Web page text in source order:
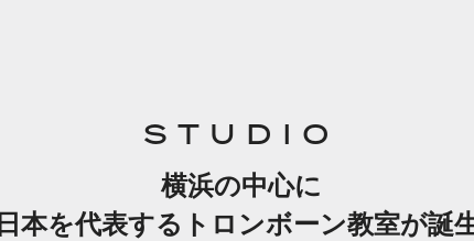
STUDIO
横浜の中心に
日本を代表するトロンボーン教室が誕